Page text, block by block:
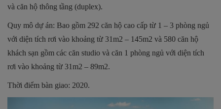
và căn hộ thông tầng (duplex).
Quy mô dự án: Bao gồm 292 căn hộ cao cấp từ 1 – 3 phòng ngủ
với diện tích rơi vào khoảng từ 31m2 – 145m2 và 580 căn hộ
khách sạn gồm các căn studio và căn 1 phòng ngủ với diện tích
rơi vào khoảng từ 31m2 – 89m2.
Thời điểm bàn giao: 2020.